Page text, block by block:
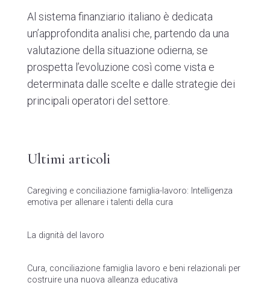
Al sistema finanziario italiano è dedicata
un’approfondita analisi che, partendo da una
valutazione della situazione odierna, se
prospetta l’evoluzione così come vista e
determinata dalle scelte e dalle strategie dei
principali operatori del settore.
Ultimi articoli
Caregiving e conciliazione famiglia-lavoro: Intelligenza
emotiva per allenare i talenti della cura
La dignità del lavoro
Cura, conciliazione famiglia lavoro e beni relazionali per
costruire una nuova alleanza educativa